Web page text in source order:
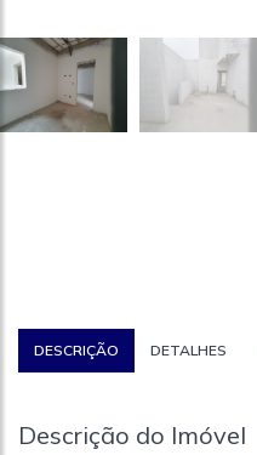
DESCRIÇÃO DETALHES
Descrição do Imóvel